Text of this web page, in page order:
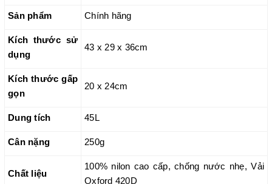
Sản phẩm Chính hãng
Kích thước sử
dụng
43 x 29 x 36cm
Kích thước gấp
gọn
20 x 24cm
Dung tích 45L
Cân nặng 250g
Chất liệu
100% nilon cao cấp, chống nước nhẹ, Vải
Oxford 420D